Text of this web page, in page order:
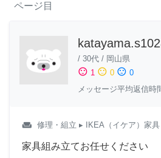
ページ目
/ 30代 / 岡山県
sentiment_satisfied 1 sentiment_neutral 0 sentiment_dissatisfied 0
メッセージ平均返信時
weekend 修理・組立 ▸ IKEA（イケア）家具
家具組み立てお任せください